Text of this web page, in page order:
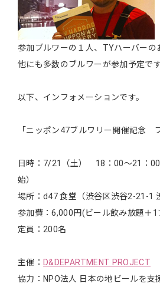
参加ブルワーの１人、TYハーバーの
他にも多数のブルワーが参加予定です
以下、インフォメーションです。
「ニッポン47ブルワリー開催記念
日時：7/21（土） 18：00～21：
始）
場所：d47 食堂（渋谷区渋谷2-21-1
参加費：6,000円(ビール飲み放題＋
定員：200名
主催： D&DEPARTMENT PROJECT
協力：NPO法人 日本の地ビールを支